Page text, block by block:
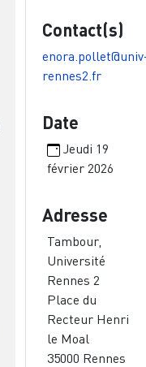
Contact(s)
rennes2.fr
Date
Jeudi 19
février 2026
Adresse
Tambour,
Université
Rennes 2
Place du
Recteur Henri
le Moal
35000 Rennes